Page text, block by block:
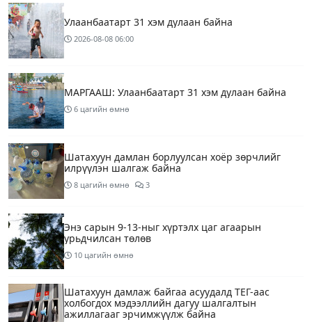
Улаанбаатарт 31 хэм дулаан байна
2026-08-08 06:00
МАРГААШ: Улаанбаатарт 31 хэм дулаан байна
6 цагийн өмнө
Шатахуун дамлан борлуулсан хоёр зөрчлийг
илрүүлэн шалгаж байна
8 цагийн өмнө 3
Энэ сарын 9-13-ныг хүртэлх цаг агаарын
урьдчилсан төлөв
10 цагийн өмнө
Шатахуун дамлаж байгаа асуудалд ТЕГ-аас
холбогдох мэдээллийн дагуу шалгалтын
ажиллагааг эрчимжүүлж байна